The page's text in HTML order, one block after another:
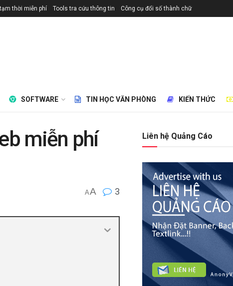
thời miễn phí Tools tra cứu thông tin Công cụ đổi số thành chữ
SOFTWARE TIN HỌC VĂN PHÒNG KIẾN THỨC
miễn phí
AA 3
Liên hệ Quảng Cáo